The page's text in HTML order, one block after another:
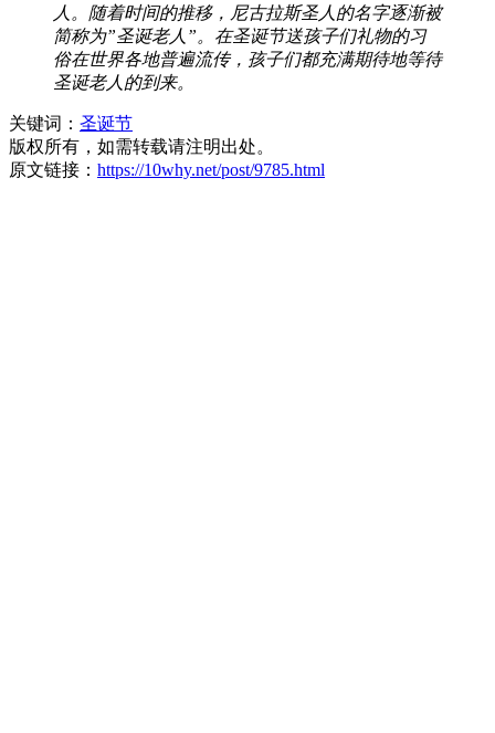
人。随着时间的推移，尼古拉斯圣人的名字逐渐被
简称为”圣诞老人”。在圣诞节送孩子们礼物的习
俗在世界各地普遍流传，孩子们都充满期待地等待
圣诞老人的到来。
关键词： 圣诞节
版权所有，如需转载请注明出处。
原文链接： https://10why.net/post/9785.html